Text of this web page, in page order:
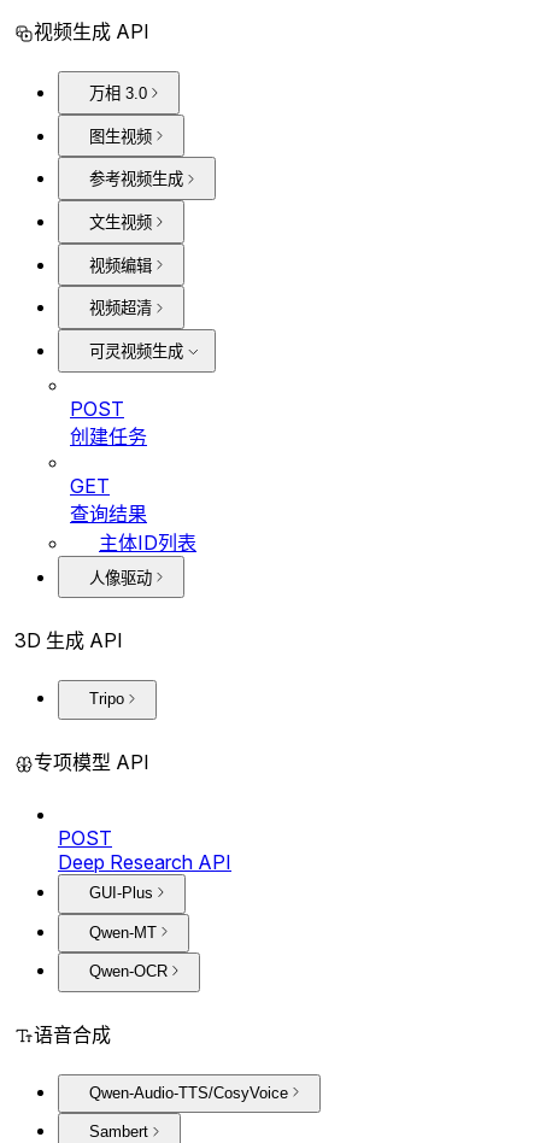
视频生成 API
万相 3.0
图生视频
参考视频生成
文生视频
视频编辑
视频超清
可灵视频生成
POST
创建任务
GET
查询结果
主体ID列表
人像驱动
3D 生成 API
Tripo
专项模型 API
POST
Deep Research API
GUI-Plus
Qwen-MT
Qwen-OCR
语音合成
Qwen-Audio-TTS/CosyVoice
Sambert